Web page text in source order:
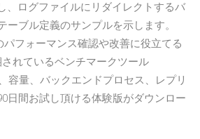
ログファイルにリダイレクトするバ
ブル定義のサンプルを示します。
フォーマンス確認や改善に役立てる
れているベンチマークツール
容量、バックエンドプロセス、レプリ
日間お試し頂ける体験版がダウンロー